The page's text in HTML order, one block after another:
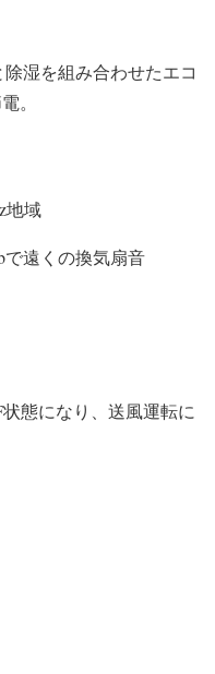
湿を組み合わせたエコ
。
域
遠くの換気扇音
態になり、送風運転に